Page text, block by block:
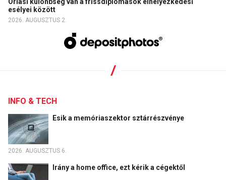
esélyei között
2026. AUGUSZTUS 2.
INFO & TECH
Esik a memóriaszektor sztárrészvénye
2026. AUGUSZTUS 6.
Irány a home office, ezt kérik a cégektől